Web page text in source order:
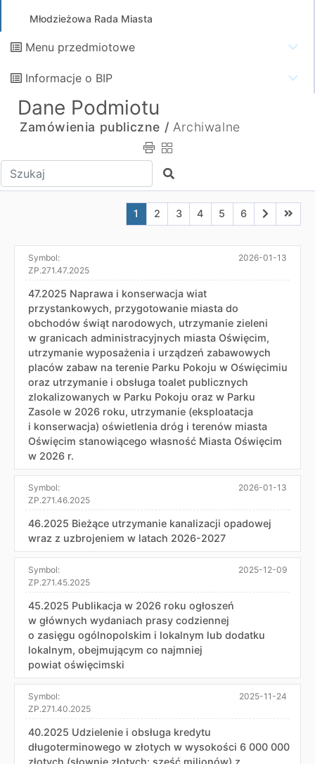
Młodzieżowa Rada Miasta
Menu przedmiotowe
Informacje o BIP
Dane Podmiotu
Zamówienia publiczne / Archiwalne
Wpisz tekst do wyszukania Szukaj
Aktualna strona nr 1
1 Przejdź do strony nr 2
2 Przejdź do strony nr 3
3 Przejdź do strony nr 4
4 Przejdź do strony
5 Przejdź do
6 Przejdź
Symbol:
ZP.271.47.2025
2026-01-13
47.2025 Naprawa i konserwacja wiat
przystankowych, przygotowanie miasta do
obchodów świąt narodowych, utrzymanie zieleni
w granicach administracyjnych miasta Oświęcim,
utrzymanie wyposażenia i urządzeń zabawowych
placów zabaw na terenie Parku Pokoju w Oświęcimiu
oraz utrzymanie i obsługa toalet publicznych
zlokalizowanych w Parku Pokoju oraz w Parku
Zasole w 2026 roku, utrzymanie (eksploatacja
i konserwacja) oświetlenia dróg i terenów miasta
Oświęcim stanowiącego własność Miasta Oświęcim
w 2026 r.
Symbol:
ZP.271.46.2025
2026-01-13
46.2025 Bieżące utrzymanie kanalizacji opadowej
wraz z uzbrojeniem w latach 2026-2027
Symbol:
ZP.271.45.2025
2025-12-09
45.2025 Publikacja w 2026 roku ogłoszeń
w głównych wydaniach prasy codziennej
o zasięgu ogólnopolskim i lokalnym lub dodatku
lokalnym, obejmującym co najmniej
powiat oświęcimski
Symbol:
ZP.271.40.2025
2025-11-24
40.2025 Udzielenie i obsługa kredytu
długoterminowego w złotych w wysokości 6 000 000
złotych (słownie złotych: sześć milionów) z